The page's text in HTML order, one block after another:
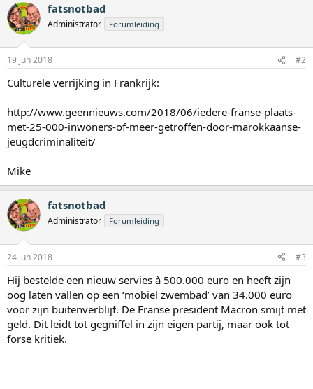
r
d
e
n
e
:
fatsnotbad
Administrator Forumleiding
19 jun 2018 #2
Culturele verrijking in Frankrijk:
http://www.geennieuws.com/2018/06/iedere-franse-plaats-
met-25-000-inwoners-of-meer-getroffen-door-marokkaanse-
jeugdcriminaliteit/
Mike
fatsnotbad
Administrator Forumleiding
24 jun 2018 #3
Hij bestelde een nieuw servies à 500.000 euro en heeft zijn
oog laten vallen op een ‘mobiel zwembad’ van 34.000 euro
voor zijn buitenverblijf. De Franse president Macron smijt met
geld. Dit leidt tot gegniffel in zijn eigen partij, maar ook tot
forse kritiek.